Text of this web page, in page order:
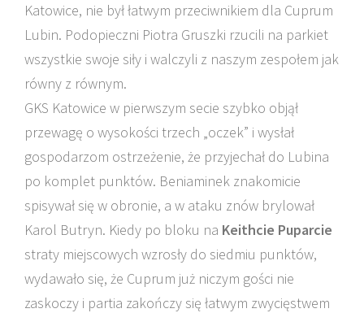
Katowice, nie był łatwym przeciwnikiem dla Cuprum
Lubin. Podopieczni Piotra Gruszki rzucili na parkiet
wszystkie swoje siły i walczyli z naszym zespołem jak
równy z równym.
GKS Katowice w pierwszym secie szybko objął
przewagę o wysokości trzech „oczek” i wysłał
gospodarzom ostrzeżenie, że przyjechał do Lubina
po komplet punktów. Beniaminek znakomicie
spisywał się w obronie, a w ataku znów brylował
Karol Butryn. Kiedy po bloku na Keithcie Puparcie
straty miejscowych wzrosły do siedmiu punktów,
wydawało się, że Cuprum już niczym gości nie
zaskoczy i partia zakończy się łatwym zwycięstwem